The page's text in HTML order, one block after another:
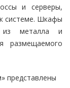
и серверы,
системе. Шкафы
из металла и
размещаемого
представлены